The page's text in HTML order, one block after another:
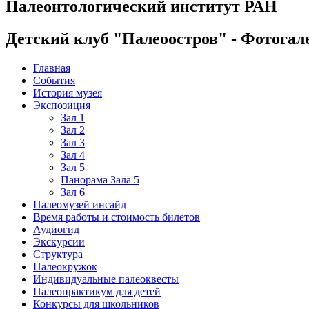
Палеонтологический институт РАН
Детский клуб "Палеоостров" -
Главная
События
История музея
Экспозиция
Зал 1
Зал 2
Зал 3
Зал 4
Зал 5
Панорама Зала 5
Зал 6
Палеомузей инсайд
Время работы и стоимость билетов
Аудиогид
Экскурсии
Структура
Палеокружок
Индивидуальные палеоквесты
Палеопрактикум для детей
Конкурсы для школьников